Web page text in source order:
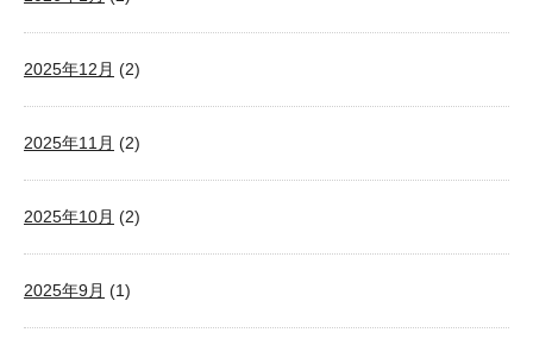
2025年12月 (2)
2025年11月 (2)
2025年10月 (2)
2025年9月 (1)